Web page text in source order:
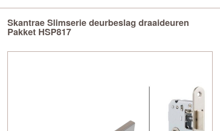
Skantrae Slimserie deurbeslag draaideuren
Pakket HSP817